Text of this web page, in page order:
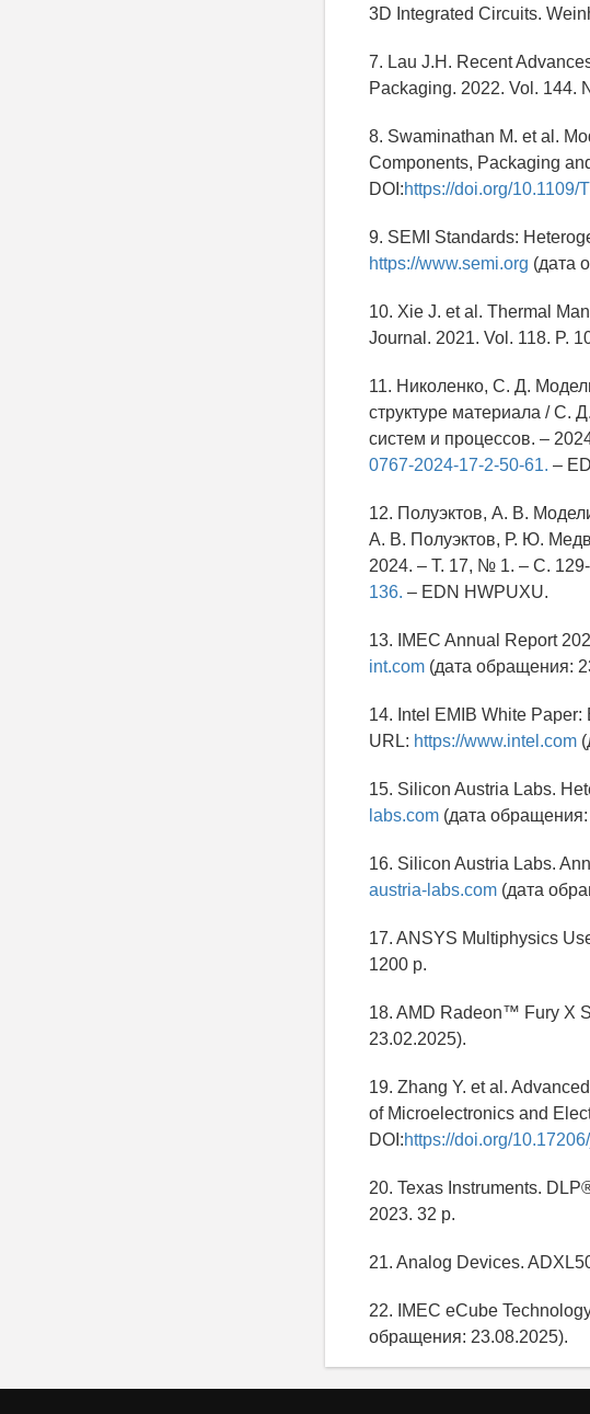
3D Integrated Circuits.
7. Lau J.H. Recent
Packaging. 2022. Vol. 144.
8. Swaminathan M. et al.
Components, Packaging
DOI:https://doi.org/10.1109/
9. SEMI Standards:
https://www.semi.org (дата
10. Xie J. et al. Thermal
Journal. 2021. Vol. 118. P.
11. Николенко, С. Д.
структуре материала / С.
систем и процессов. –
0767-2024-17-2-50-61. –
12. Полуэктов, А. В.
А. В. Полуэктов, Р. Ю.
2024. – Т. 17, № 1. – С. 129-
136. – EDN HWPUXU.
13. IMEC Annual Report
int.com (дата обращения:
14. Intel EMIB White
URL: https://www.intel.com
15. Silicon Austria Labs.
labs.com (дата
16. Silicon Austria Labs.
austria-labs.com (дата
17. ANSYS Multiphysics
1200 p.
18. AMD Radeon™ Fury X
23.02.2025).
19. Zhang Y. et al.
of Microelectronics and
DOI:https://doi.org/
20. Texas Instruments.
2023. 32 p.
21. Analog Devices.
22. IMEC eCube
обращения: 23.08.2025).